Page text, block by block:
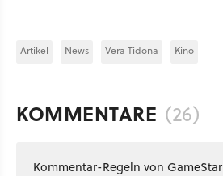
Artikel News Vera Tidona Kino
KOMMENTARE (26)
Kommentar-Regeln von GameStar